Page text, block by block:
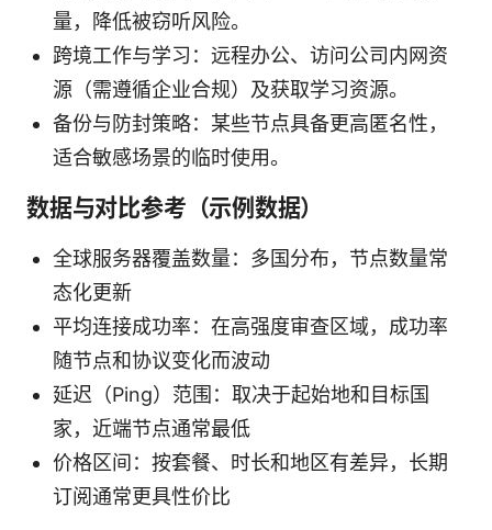
量，降低被窃听风险。
跨境工作与学习：远程办公、访问公司内网资
源（需遵循企业合规）及获取学习资源。
备份与防封策略：某些节点具备更高匿名性，
适合敏感场景的临时使用。
数据与对比参考（示例数据）
全球服务器覆盖数量：多国分布，节点数量常
态化更新
平均连接成功率：在高强度审查区域，成功率
随节点和协议变化而波动
延迟（Ping）范围：取决于起始地和目标国
家，近端节点通常最低
价格区间：按套餐、时长和地区有差异，长期
订阅通常更具性价比